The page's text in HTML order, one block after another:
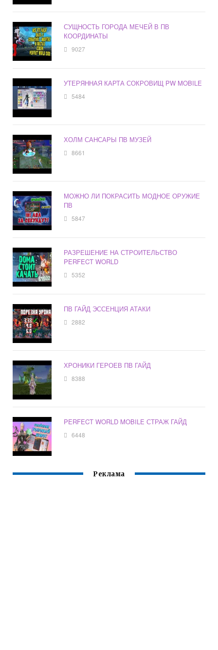
СУЩНОСТЬ ГОРОДА МЕЧЕЙ В ПВ
КООРДИНАТЫ
9027
УТЕРЯННАЯ КАРТА СОКРОВИЩ PW MOBILE
5484
ХОЛМ САНСАРЫ ПВ МУЗЕЙ
8661
МОЖНО ЛИ ПОКРАСИТЬ МОДНОЕ ОРУЖИЕ
ПВ
5847
РАЗРЕШЕНИЕ НА СТРОИТЕЛЬСТВО
PERFECT WORLD
5352
ПВ ГАЙД ЭССЕНЦИЯ АТАКИ
2882
ХРОНИКИ ГЕРОЕВ ПВ ГАЙД
8388
PERFECT WORLD MOBILE СТРАЖ ГАЙД
6448
Реклама